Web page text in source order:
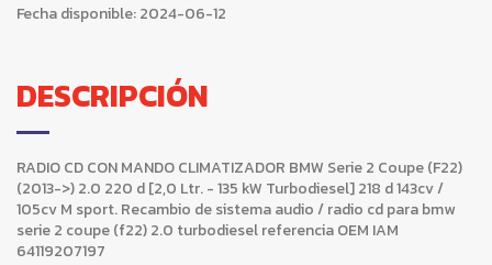
Fecha disponible:2024-06-12
DESCRIPCIÓN
RADIO CD CON MANDO CLIMATIZADOR BMW Serie 2 Coupe (F22)
(2013->) 2.0 220 d [2,0 Ltr. - 135 kW Turbodiesel] 218 d 143cv /
105cv M sport. Recambio de sistema audio / radio cd para bmw
serie 2 coupe (f22) 2.0 turbodiesel referencia OEM IAM
64119207197